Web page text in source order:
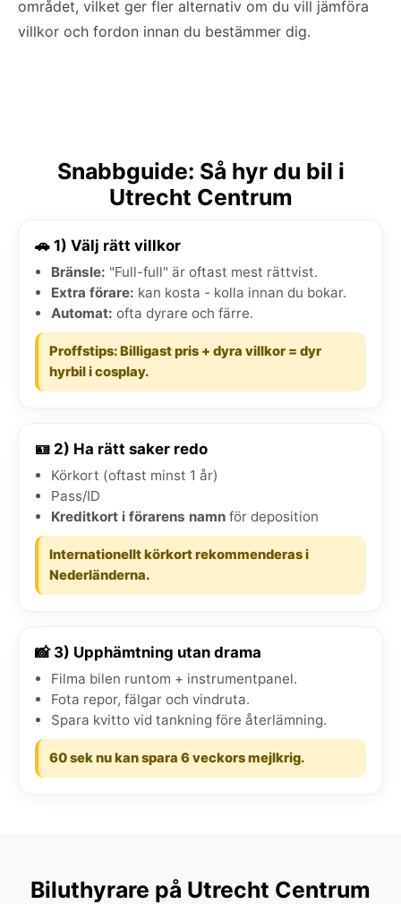
området, vilket ger fler alternativ om du vill jämföra
villkor och fordon innan du bestämmer dig.
Snabbguide: Så hyr du bil i
Utrecht Centrum
🚗 1) Välj rätt villkor
Bränsle: "Full-full" är oftast mest rättvist.
Extra förare: kan kosta - kolla innan du bokar.
Automat: ofta dyrare och färre.
Proffstips: Billigast pris + dyra villkor = dyr
hyrbil i cosplay.
🪪 2) Ha rätt saker redo
Körkort (oftast minst 1 år)
Pass/ID
Kreditkort i förarens namn för deposition
Internationellt körkort rekommenderas i
Nederländerna.
📸 3) Upphämtning utan drama
Filma bilen runtom + instrumentpanel.
Fota repor, fälgar och vindruta.
Spara kvitto vid tankning före återlämning.
60 sek nu kan spara 6 veckors mejlkrig.
Biluthyrare på Utrecht Centrum